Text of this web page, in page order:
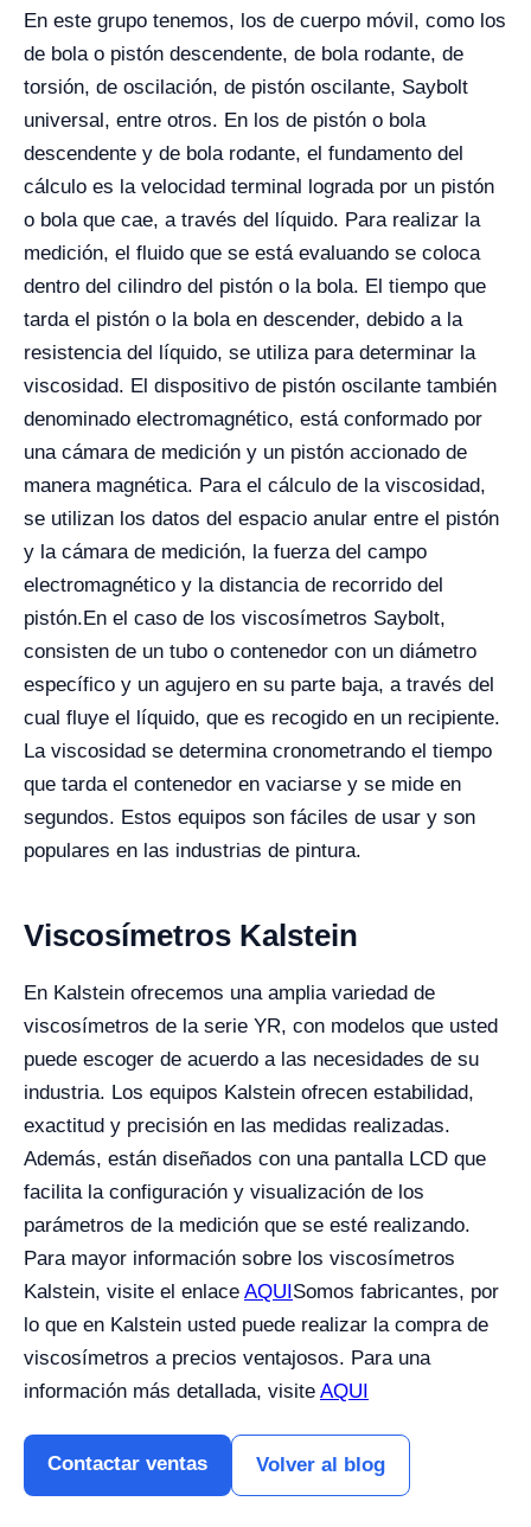
En este grupo tenemos, los de cuerpo móvil, como los
de bola o pistón descendente, de bola rodante, de
torsión, de oscilación, de pistón oscilante, Saybolt
universal, entre otros. En los de pistón o bola
descendente y de bola rodante, el fundamento del
cálculo es la velocidad terminal lograda por un pistón
o bola que cae, a través del líquido. Para realizar la
medición, el fluido que se está evaluando se coloca
dentro del cilindro del pistón o la bola. El tiempo que
tarda el pistón o la bola en descender, debido a la
resistencia del líquido, se utiliza para determinar la
viscosidad. El dispositivo de pistón oscilante también
denominado electromagnético, está conformado por
una cámara de medición y un pistón accionado de
manera magnética. Para el cálculo de la viscosidad,
se utilizan los datos del espacio anular entre el pistón
y la cámara de medición, la fuerza del campo
electromagnético y la distancia de recorrido del
pistón.En el caso de los viscosímetros Saybolt,
consisten de un tubo o contenedor con un diámetro
específico y un agujero en su parte baja, a través del
cual fluye el líquido, que es recogido en un recipiente.
La viscosidad se determina cronometrando el tiempo
que tarda el contenedor en vaciarse y se mide en
segundos. Estos equipos son fáciles de usar y son
populares en las industrias de pintura.
Viscosímetros Kalstein
En Kalstein ofrecemos una amplia variedad de
viscosímetros de la serie YR, con modelos que usted
puede escoger de acuerdo a las necesidades de su
industria. Los equipos Kalstein ofrecen estabilidad,
exactitud y precisión en las medidas realizadas.
Además, están diseñados con una pantalla LCD que
facilita la configuración y visualización de los
parámetros de la medición que se esté realizando.
Para mayor información sobre los viscosímetros
Kalstein, visite el enlace AQUISomos fabricantes, por
lo que en Kalstein usted puede realizar la compra de
viscosímetros a precios ventajosos. Para una
información más detallada, visite AQUI
Contactar ventas Volver al blog